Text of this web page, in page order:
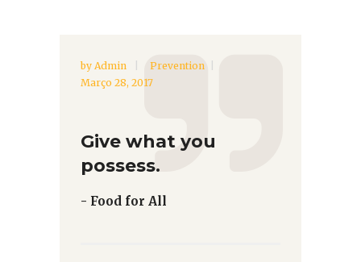
by Admin
Prevention
Março 28, 2017
Give what you
possess.
- Food for All